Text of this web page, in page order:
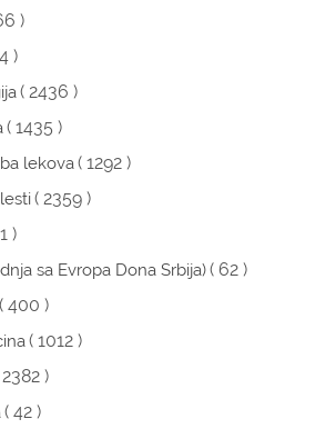
)
)
( 2436 )
( 1435 )
lekova( 1292 )
( 2359 )
)
sa Evropa Dona Srbija)( 62 )
( 400 )
( 1012 )
)
( 42 )